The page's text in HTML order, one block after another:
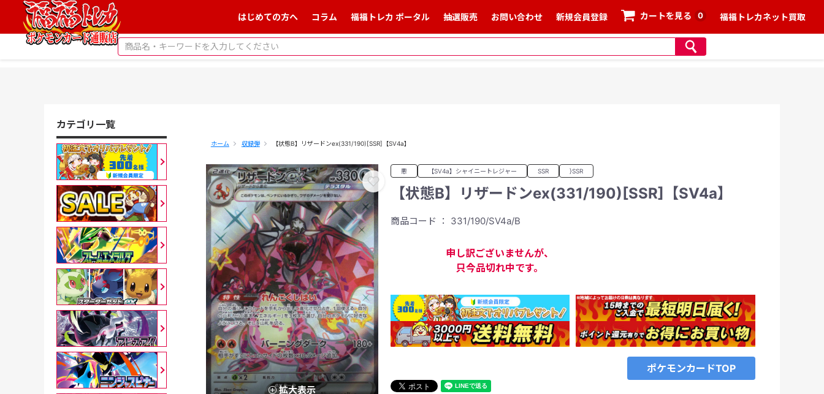
はじめての方へ コラム 福福トレカ ポータル 抽選販売 お問い合わせ 新規会員登録 カートを見る 0 福福トレカネット買取
ホーム 収録弾 【状態B】リザードンex(331/190)[SSR]【SV4a】
拡大表示
悪 【SV4a】シャイニートレジャー SSR }SSR
【状態B】リザードンex(331/190)[SSR]【SV4a】
商品コード ： 331/190/SV4a/B
申し訳ございませんが、
只今品切れ中です。
ポケモンカードTOP
カテゴリ一覧